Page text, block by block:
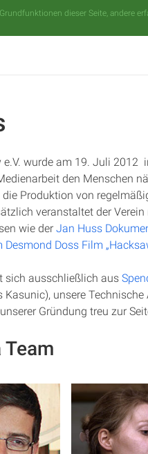
dieser Seite, andere
wurde am 19. Juli 2012
den Menschen
Produktion von
veranstaltet der
wie der Jan Huss
Doss Film
sich ausschließlich aus
unsere
Gründung treu zur